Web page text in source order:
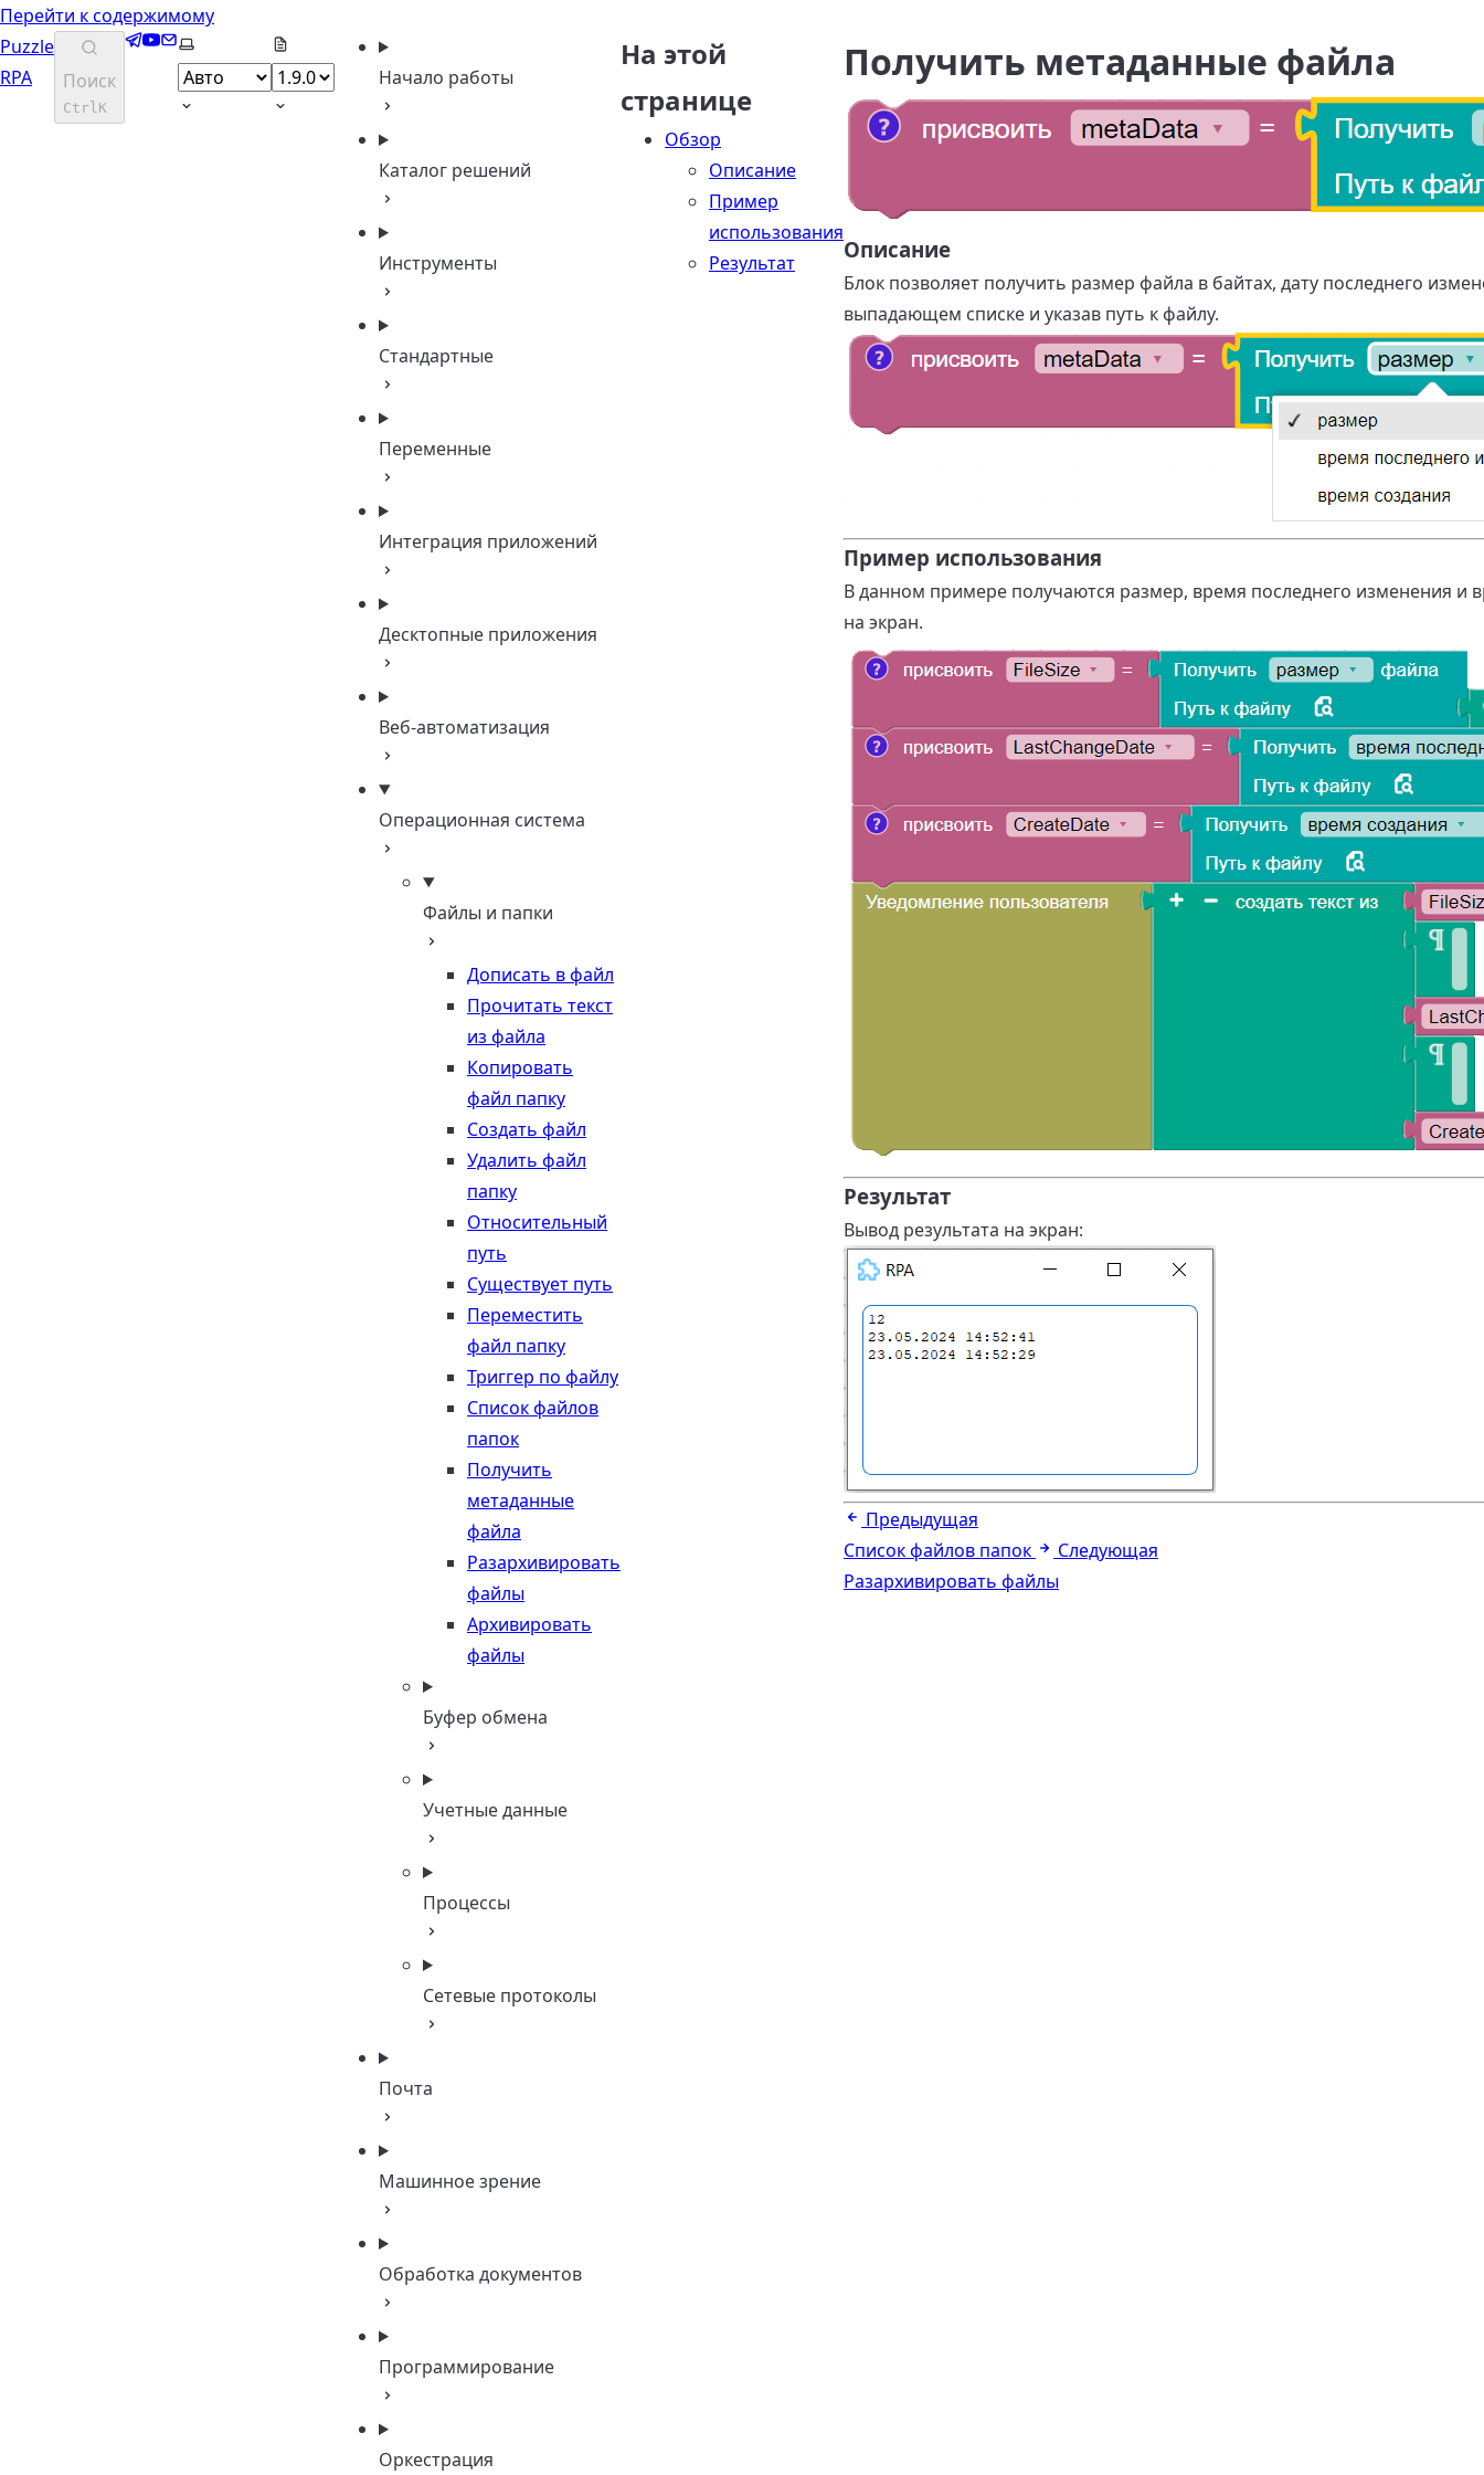
Перейти к содержимому
Puzzle
RPA
Поиск
CtrlK
Telegram
YouTube
EmailВыберите тему
Начало работы
Каталог решений
Инструменты
Стандартные
Переменные
Интеграция приложений
Десктопные приложения
Веб-автоматизация
Операционная система
Файлы и папки
Дописать в файл
Прочитать текст
из файла
Копировать
файл папку
Создать файл
Удалить файл
папку
Относительный
путь
Существует путь
Переместить
файл папку
Триггер по файлу
Список файлов
папок
Получить
метаданные
файла
Разархивировать
файлы
Архивировать
файлы
Буфер обмена
Учетные данные
Процессы
Сетевые протоколы
Почта
Машинное зрение
Обработка документов
Программирование
Оркестрация
На этой
странице
Обзор
Описание
Пример
использования
Результат
Получить метаданные файла
Описание
Блок позволяет получить размер файла в байтах, дату последнего
выпадающем списке и указав путь к файлу.
Пример использования
В данном примере получаются размер, время последнего изменения и
на экран.
Результат
Вывод результата на экран:
Предыдущая
Список файлов папок
Следующая
Разархивировать файлы